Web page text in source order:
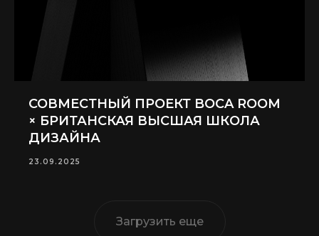
СОВМЕСТНЫЙ ПРОЕКТ BOCA ROOM
× БРИТАНСКАЯ ВЫСШАЯ ШКОЛА
ДИЗАЙНА
23.09.2025
Загрузить еще